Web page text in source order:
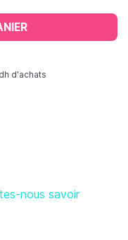
d'achats
nous savoir